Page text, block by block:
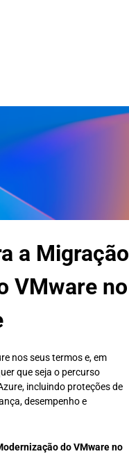
a Migração
VMware no
nos seus termos e, em
que seja o percurso
incluindo proteções de
desempenho e
do VMware no